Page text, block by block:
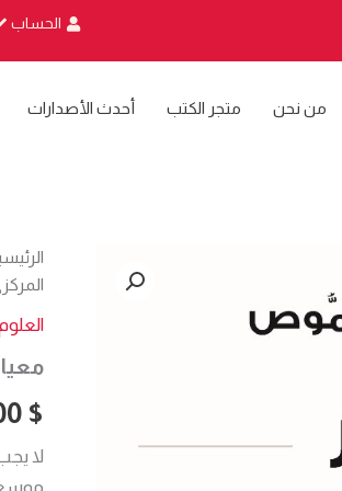
الحساب
من نحن متجر الكتب أحدث الأصدارات
$
لا
كمية
معيار
البديل
للنظام